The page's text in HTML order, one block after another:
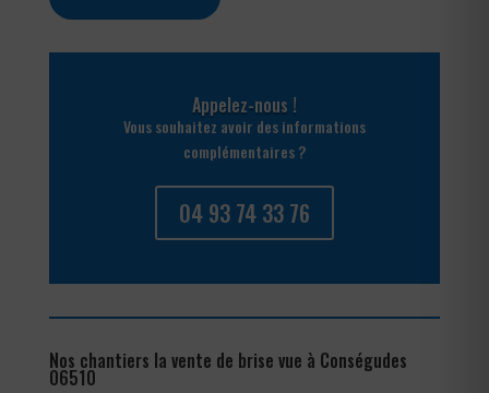
Appelez-nous !
Vous souhaitez avoir des informations
complémentaires ?
04 93 74 33 76
Nos chantiers la vente de brise vue à Conségudes
06510